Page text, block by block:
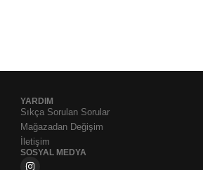
YARDIM
Sıkça Sorulan Sorular
Mağazadan Değişim
İletişim
SOSYAL MEDYA